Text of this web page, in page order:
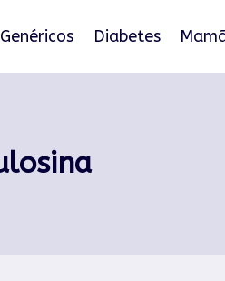
Genéricos Diabetes